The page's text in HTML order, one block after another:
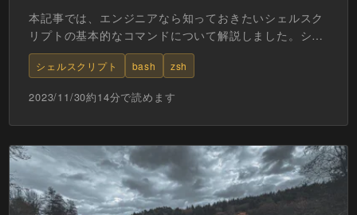
本記事では、エンジニアなら知っておきたいシェルスク
リプトの基本的なコマンドについて解説しました。シェ
ルスクリプトは作業自動化のための重要なツールでなの
で、本記事...
シェルスクリプト bash zsh
2023/11/30約14分で読めます